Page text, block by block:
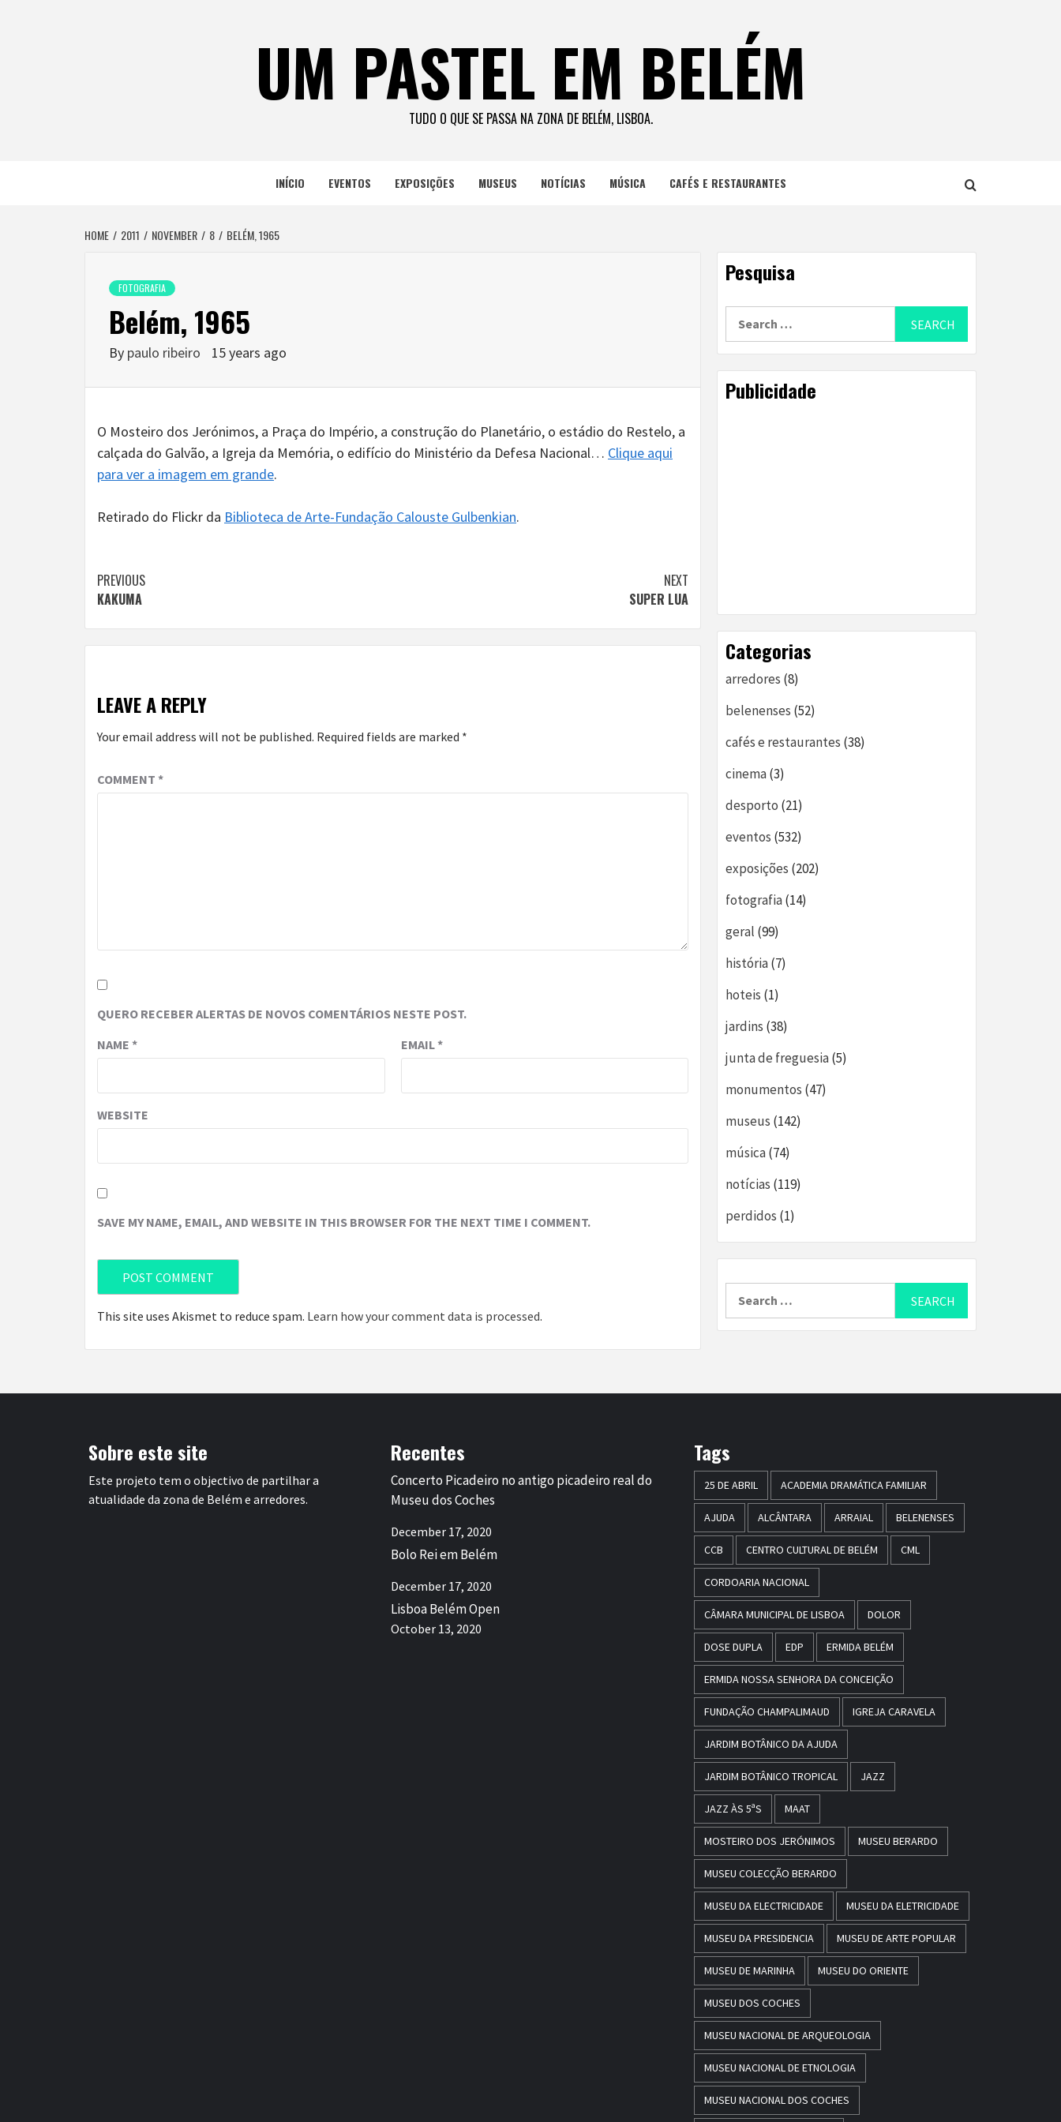
UM PASTEL EM BELÉM
TUDO O QUE SE PASSA NA ZONA DE BELÉM, LISBOA.
INÍCIO EVENTOS EXPOSIÇÕES MUSEUS NOTÍCIAS MÚSICA CAFÉS E RESTAURANTES
HOME 2011 NOVEMBER 8 BELÉM, 1965
FOTOGRAFIA
Belém, 1965
By paulo ribeiro 15 years ago
O Mosteiro dos Jerónimos, a Praça do Império, a construção do Planetário, o estádio do Restelo, a
calçada do Galvão, a Igreja da Memória, o edifício do Ministério da Defesa Nacional… Clique aqui
para ver a imagem em grande.
Retirado do Flickr da Biblioteca de Arte-Fundação Calouste Gulbenkian.
Continue
Reading
PREVIOUS
KAKUMA
NEXT
SUPER LUA
LEAVE A REPLY
Your email address will not be published. Required fields are marked *
COMMENT *
QUERO RECEBER ALERTAS DE NOVOS COMENTÁRIOS NESTE POST.
NAME * EMAIL*
WEBSITE
SAVE MY NAME, EMAIL, AND WEBSITE IN THIS BROWSER FOR THE NEXT TIME I COMMENT.
This site uses Akismet to reduce spam. Learn how your comment data is processed.
Pesquisa
Publicidade
Categorias
arredores (8)
belenenses (52)
cafés e restaurantes (38)
cinema(3)
desporto (21)
eventos (532)
exposições (202)
fotografia(14)
geral (99)
história(7)
hoteis (1)
jardins (38)
junta de freguesia(5)
monumentos (47)
museus (142)
música(74)
notícias (119)
perdidos (1)
Sobre este site
Este projeto tem o objectivo de partilhar a
atualidade da zona de Belém e arredores.
Recentes
Concerto Picadeiro no antigo picadeiro real do
Museu dos Coches
December 17, 2020
Bolo Rei em Belém
December 17, 2020
Lisboa Belém Open
October 13, 2020
Tags
25 DE ABRIL ACADEMIA DRAMÁTICA FAMILIAR
AJUDA ALCÂNTARA ARRAIAL BELENENSES
CCB CENTRO CULTURAL DE BELÉM CML
CORDOARIA NACIONAL
CÂMARA MUNICIPAL DE LISBOA DOLOR
DOSE DUPLA EDP ERMIDA BELÉM
ERMIDA NOSSA SENHORA DA CONCEIÇÃO
FUNDAÇÃO CHAMPALIMAUD IGREJA CARAVELA
JARDIM BOTÂNICO DA AJUDA
JARDIM BOTÂNICO TROPICAL JAZZ
JAZZ ÀS 5ªS MAAT
MOSTEIRO DOS JERÓNIMOS MUSEU BERARDO
MUSEU COLECÇÃO BERARDO
MUSEU DA ELECTRICIDADE MUSEU DA ELETRICIDADE
MUSEU DA PRESIDENCIA MUSEU DE ARTE POPULAR
MUSEU DE MARINHA MUSEU DO ORIENTE
MUSEU DOS COCHES
MUSEU NACIONAL DE ARQUEOLOGIA
MUSEU NACIONAL DE ETNOLOGIA
MUSEU NACIONAL DOS COCHES